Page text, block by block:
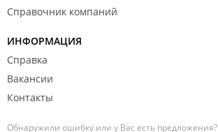
Справочник компаний
ИНФОРМАЦИЯ
Справка
Вакансии
Контакты
Обнаружили ошибку или у Вас есть предложения?